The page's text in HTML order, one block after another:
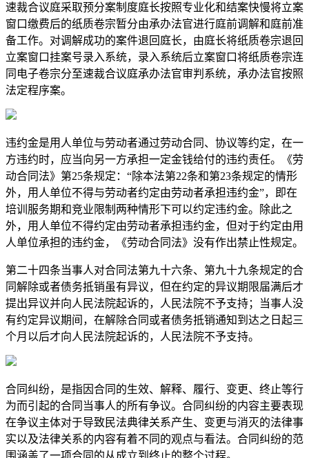
速裁合议庭采取预分案制度庭长按照专业化和结案快慢将立案
窗口缴费后的纸质卷宗暂分由承办法官进行庭前调解和庭前准
备工作。对调解成功的案件退回庭长，由庭长将纸质卷宗退回
立案窗口挂案号录入系统，录入系统后立案窗口将纸质卷宗连
同电子卷宗分至速裁合议庭承办法官审判系统，承办法官按照
法定程序案。
违约金是用人单位与劳动者通过劳动合同、协议等约定，在一
方违约时，应当向另一方承担一定金钱给付的违约责任。《劳
动合同法》第25条规定：“除本法第22条和第23条规定的情形
外，用人单位不得与劳动者约定由劳动者承担违约金”，即在
培训服务期和竞业限制两种情形下可以约定违约金。除此之
外，用人单位不得约定由劳动者承担违约金，但对于约定由用
人单位承担的违约金，《劳动合同法》没有作出禁止性规定。
第二十四条当事人对合同法第九十六条、第九十九条规定的合
同解除或者债务抵销虽有异议，但在约定的异议期限届满后才
提出异议并向人民法院起诉的，人民法院不予支持；当事人没
有约定异议期间，在解除合同或者债务抵销通知到达之日起三
个月以后才向人民法院起诉的，人民法院不予支持。
合同纠纷，是指因合同的生效、解释、履行、变更、终止等行
为而引起的合同当事人的所有争议。合同纠纷的内容主要表现
在争议主体对于导致民法典律关系产生、变更与消灭的法律事
实以及法律关系的内容有着不同的观点与看法。合同纠纷的范
围涵盖了一项合同的从成立到终止的整个过程。